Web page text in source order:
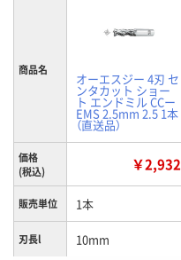
商品名
オーエスジー 4刃 セ
ンタカット ショー
ト エンドミル CCー
EMS 2.5mm 2.5 1本
（直送品）
価格
(税込)
￥2,932
販売単位 1本
刃長l 10mm